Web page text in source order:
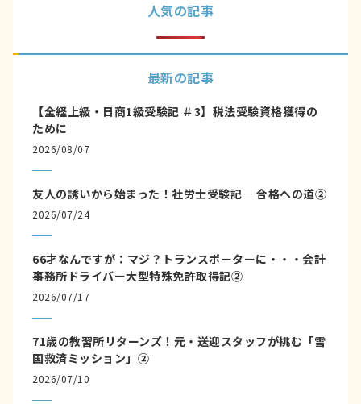
人気の記事
最新の記事
【全経上級・日商1級受験記 ＃3】税法受験資格獲得の
ために
2026/08/07
友人の誘いから始まった！社労士受験記― 合格への道②
2026/07/24
66才なんですが：マジ？トランスポーターに・・・会計
事務所ドライバー大型特殊免許取得記②
2026/07/17
71歳の教習所リターンズ！元・送迎スタッフが挑む「雪
国救済ミッション」②
2026/07/10